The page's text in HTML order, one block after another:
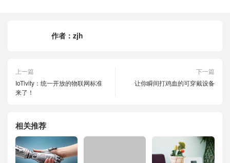
作者： zjh
上一篇
IoTivity：统一开放的物联网标准
来了！
下一篇
让你瞬间打鸡血的可穿戴设备
相关推荐